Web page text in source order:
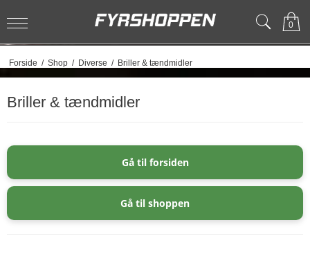
0
Forside / Shop / Diverse / Briller & tændmidler
Briller & tændmidler
Gå til forsiden
Gå til shoppen